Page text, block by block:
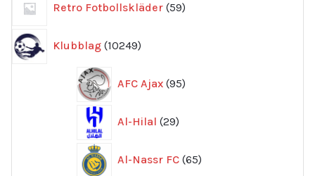
Retro Fotbollskläder 59
produkter
Klubblag 10249
produkter
AFC Ajax 95
produkter
Al-Hilal 29
produkter
Al-Nassr FC 65
produkter